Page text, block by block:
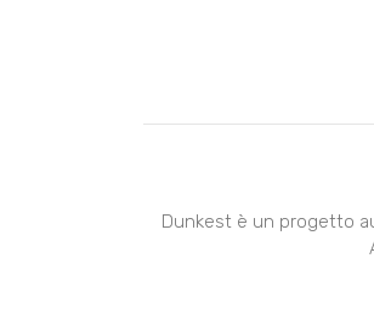
Dunkest è un progetto